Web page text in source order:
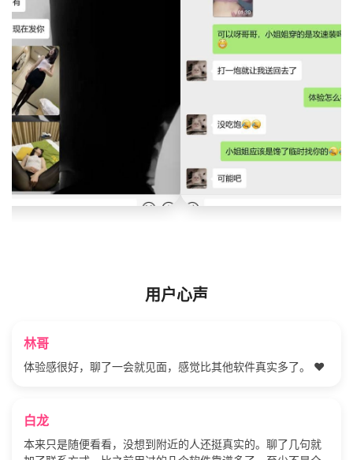
用户心声
林哥
体验感很好，聊了一会就见面，感觉比其他软件真实多了。 ❤️
白龙
本来只是随便看看，没想到附近的人还挺真实的。聊了几句就